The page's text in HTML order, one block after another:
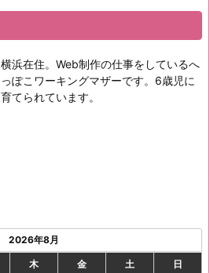
横浜在住。Web制作の仕事をしているへ
っぽこワーキングマザーです。6歳児に
育てられています。
2026年8月
木 金 土 日